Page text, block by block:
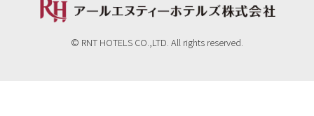
© RNT HOTELS CO.,LTD. All rights reserved.